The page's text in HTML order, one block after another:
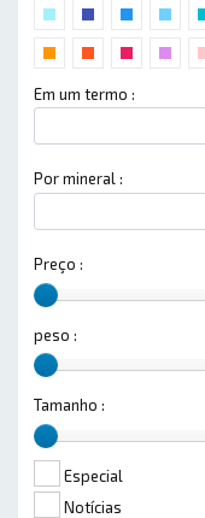
Em um termo :
Por mineral :
Preço :
peso :
Tamanho :
Especial
Notícias